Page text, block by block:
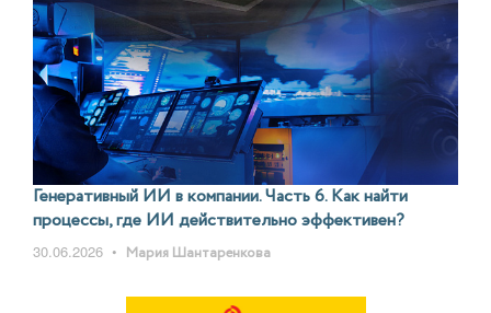
Генеративный ИИ в компании. Часть 6. Как найти
процессы, где ИИ действительно эффективен?
30.06.2026 • Мария Шантаренкова